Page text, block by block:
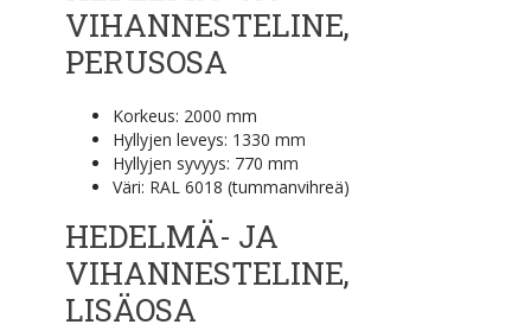
VIHANNESTELINE,
PERUSOSA
Korkeus: 2000 mm
Hyllyjen leveys: 1330 mm
Hyllyjen syvyys: 770 mm
Väri: RAL 6018 (tummanvihreä)
HEDELMÄ- JA
VIHANNESTELINE,
LISÄOSA